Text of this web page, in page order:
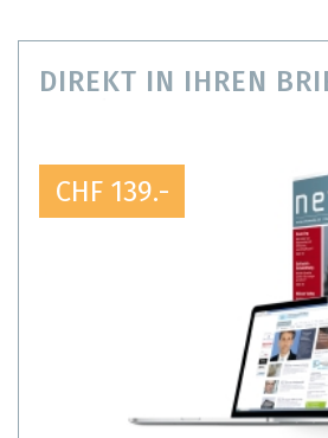
DIREKT IN IHREN
CHF 139.-